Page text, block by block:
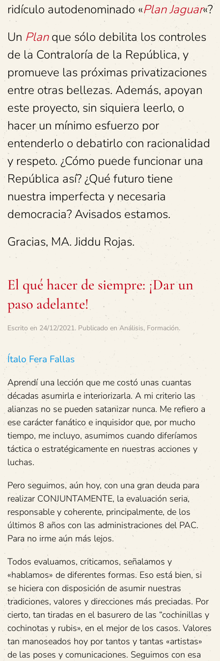
ridículo autodenominado «Plan Jaguar«?
Un Planque sólo debilita los controles
de la Contraloría de la República, y
promueve las próximas privatizaciones
entre otras bellezas. Además, apoyan
este proyecto, sin siquiera leerlo, o
hacer un mínimo esfuerzo por
entenderlo o debatirlo con racionalidad
y respeto. ¿Cómo puede funcionar una
República así? ¿Qué futuro tiene
nuestra imperfecta y necesaria
democracia? Avisados estamos.
Gracias, MA. Jiddu Rojas.
El qué hacer de siempre: ¡Dar un
paso adelante!
Escrito en 24/12/2021. Publicado en Análisis, Formación.
Ítalo Fera Fallas
Aprendí una lección que me costó unas cuantas
décadas asumirla e interiorizarla. A mi criterio las
alianzas no se pueden satanizar nunca. Me refiero a
ese carácter fanático e inquisidor que, por mucho
tiempo, me incluyo, asumimos cuando diferíamos
táctica o estratégicamente en nuestras acciones y
luchas.
Pero seguimos, aún hoy, con una gran deuda para
realizar CONJUNTAMENTE, la evaluación seria,
responsable y coherente, principalmente, de los
últimos 8 años con las administraciones del PAC.
Para no irme aún más lejos.
Todos evaluamos, criticamos, señalamos y
«hablamos» de diferentes formas. Eso está bien, si
se hiciera con disposición de asumir nuestras
tradiciones, valores y direcciones más preciadas. Por
cierto, tan tiradas en el basurero de las “cochinillas y
cochinotas y rubis», en el mejor de los casos. Valores
tan manoseados hoy por tantos y tantas «artistas»
de las poses y comunicaciones. Seguimos con esa